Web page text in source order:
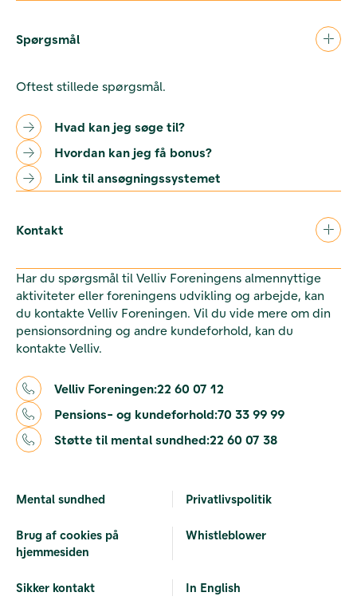
Spørgsmål
Oftest stillede spørgsmål.
Hvad kan jeg søge til?
Hvordan kan jeg få bonus?
Link til ansøgningssystemet
Kontakt
Har du spørgsmål til Velliv Foreningens almennyttige
aktiviteter eller foreningens udvikling og arbejde, kan
du kontakte Velliv Foreningen. Vil du vide mere om din
pensionsordning og andre kundeforhold, kan du
kontakte Velliv.
Velliv Foreningen:22 60 07 12
Pensions- og kundeforhold:70 33 99 99
Støtte til mental sundhed:22 60 07 38
Mental sundhed Privatlivspolitik
Brug af cookies på
hjemmesiden
Whistleblower
Sikker kontakt In English